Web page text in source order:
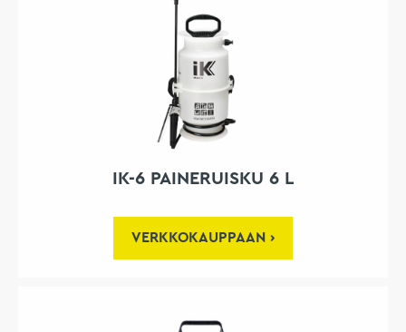
IK-6 PAINERUISKU 6 L
VERKKOKAUPPAAN